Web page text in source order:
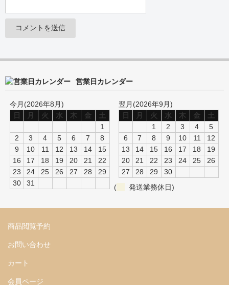
営業日カレンダー
今月(2026年8月)
日
月 火 水 木 金
土
1
2
3 4 5 6 7
8
9
10 11 12 13 14
15
16
17 18 19 20 21
22
23
24 25 26 27 28
29
30
31
翌月(2026年9月)
日
月 火 水 木 金
土
1
2 3 4
5
6
7 8 9 10 11
12
13
14 15 16 17 18
19
20
21 22 23 24 25
26
27
28 29
30
(
発送業務休日)
商品閲覧予約
お問い合わせ
カート
会員ページ